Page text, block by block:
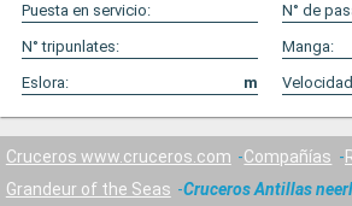
Puesta en servicio:
N° de
N° tripunlates:
Manga:
Eslora:
m
Cruceros www.cruceros.com Compañías
Grandeur of the Seas
Cruceros Antillas